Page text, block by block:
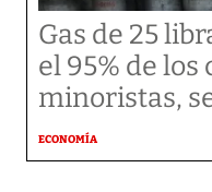
Gas de 25
el 95% de
minoristas,
ECONOMÍA